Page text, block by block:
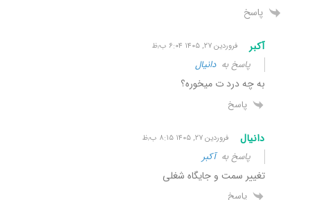
پاسخ
آکبر فروردین ۲۷, ۱۴۰۵ ۶:۰۴ ب٫ظ
پاسخ بهدانیال
به چه درد ت میخوره؟
پاسخ
دانیال فروردین ۲۷, ۱۴۰۵ ۸:۱۵ ب٫ظ
پاسخ بهآکبر
تغییر سمت و جایگاه شغلی
پاسخ